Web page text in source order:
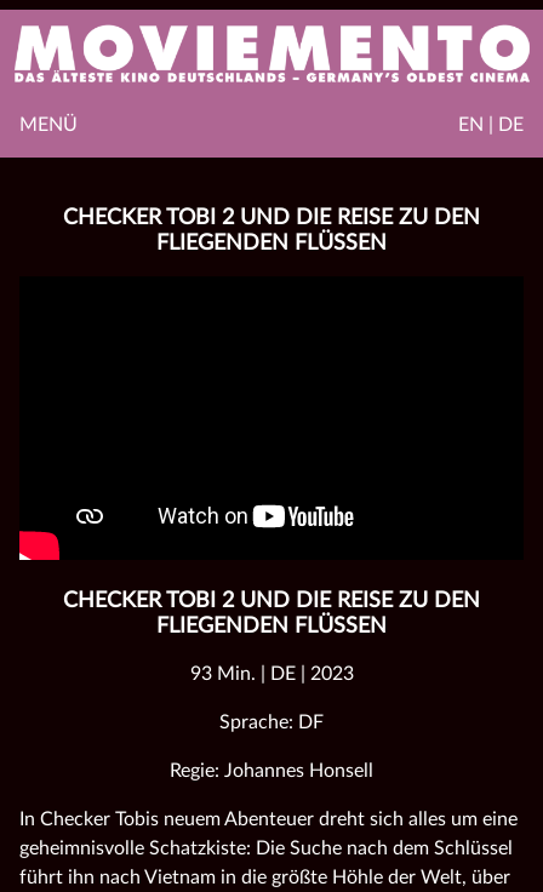
EN | DE
MENÜ
CHECKER TOBI 2 UND DIE REISE ZU DEN
FLIEGENDEN FLÜSSEN
CHECKER TOBI 2 UND DIE REISE ZU DEN
FLIEGENDEN FLÜSSEN
93 Min. | DE | 2023
Sprache: DF
Regie: Johannes Honsell
In Checker Tobis neuem Abenteuer dreht sich alles um eine
geheimnisvolle Schatzkiste: Die Suche nach dem Schlüssel
führt ihn nach Vietnam in die größte Höhle der Welt, über